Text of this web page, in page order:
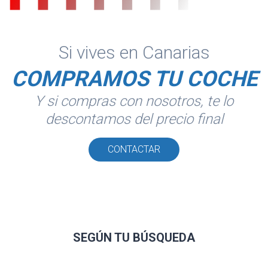
Si vives en Canarias
COMPRAMOS TU COCHE
Y si compras con nosotros, te lo
descontamos del precio final
CONTACTAR
SEGÚN TU BÚSQUEDA